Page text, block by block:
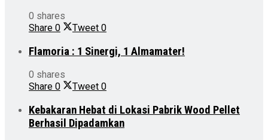
0 shares
Share 0 Tweet 0
Flamoria : 1 Sinergi, 1 Almamater!
0 shares
Share 0 Tweet 0
Kebakaran Hebat di Lokasi Pabrik Wood Pellet
Berhasil Dipadamkan